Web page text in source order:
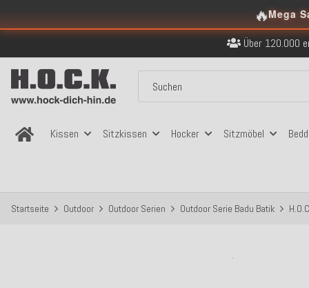
🔥Mega
Kostenloser Versand
Über 120.000
Sicher
Kostenloser Versand
Kissen
Sitzkissen Hocker Sitzmöbel
Startseite Outdoor Outdoor Serien Outdoor Serie Badu Batik